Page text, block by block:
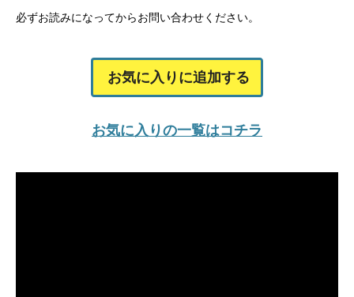
必ずお読みになってからお問い合わせください。
お気に入りに追加する
お気に入りの一覧はコチラ